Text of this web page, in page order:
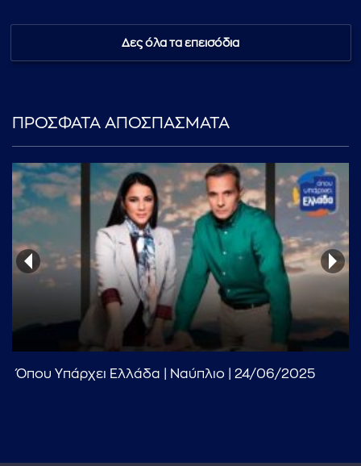
Δες όλα τα επεισόδια
ΠΡΟΣΦΑΤΑ ΑΠΟΣΠΑΣΜΑΤΑ
Όπου Υπάρχει Ελλάδα | Ναύπλιο | 24/06/2025